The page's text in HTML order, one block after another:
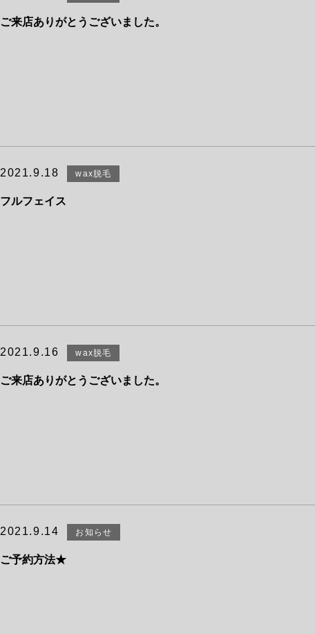
ご来店ありがとうございました。
2021.9.18 wax脱毛
フルフェイス
2021.9.16 wax脱毛
ご来店ありがとうございました。
2021.9.14 お知らせ
ご予約方法★